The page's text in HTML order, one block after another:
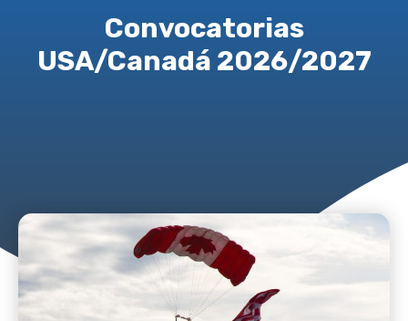
Convocatorias
USA/Canadá 2026/2027